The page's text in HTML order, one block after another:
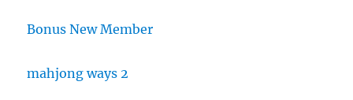
Bonus New Member
mahjong ways 2